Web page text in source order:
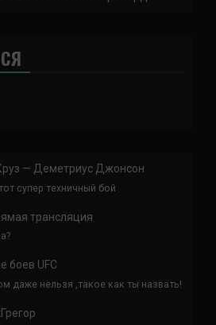
— Деметриус Джонсон
супер техничный бой
трансляция
боев UFC
даже нельзя ,такое как ты назвать!